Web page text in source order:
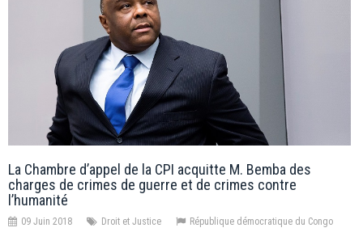
La Chambre d’appel de la CPI acquitte M. Bemba des
charges de crimes de guerre et de crimes contre
l’humanité
09 Juin 2018 Droit et Justice République démocratique du Congo